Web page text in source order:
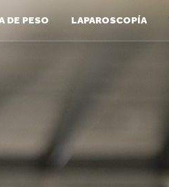
DE PESO LAPAROSCOPÍA